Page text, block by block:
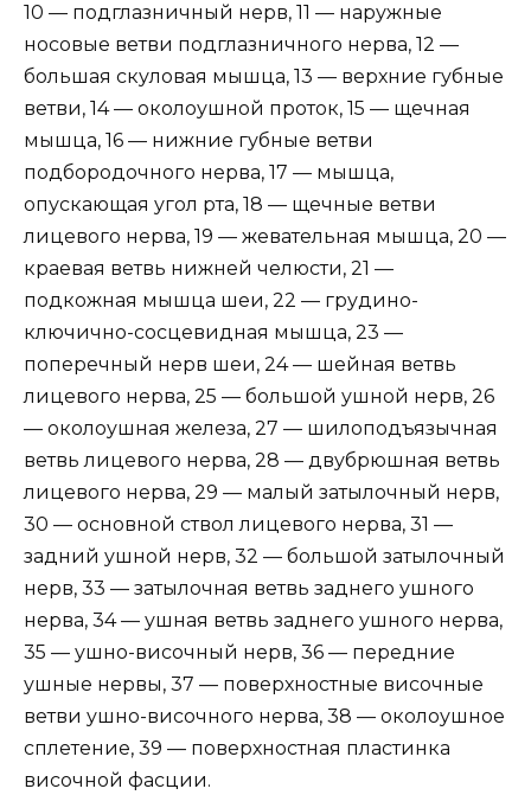
10 — подглазничный нерв, 11 — наружные
носовые ветви подглазничного нерва, 12 —
большая скуловая мышца, 13 — верхние губные
ветви, 14 — околоушной проток, 15 — щечная
мышца, 16 — нижние губные ветви
подбородочного нерва, 17 — мышца,
опускающая угол рта, 18 — щечные ветви
лицевого нерва, 19 — жевательная мышца, 20 —
краевая ветвь нижней челюсти, 21 —
подкожная мышца шеи, 22 — грудино-
ключично-сосцевидная мышца, 23 —
поперечный нерв шеи, 24 — шейная ветвь
лицевого нерва, 25 — большой ушной нерв, 26
— околоушная железа, 27 — шилоподъязычная
ветвь лицевого нерва, 28 — двубрюшная ветвь
лицевого нерва, 29 — малый затылочный нерв,
30 — основной ствол лицевого нерва, 31 —
задний ушной нерв, 32 — большой затылочный
нерв, 33 — затылочная ветвь заднего ушного
нерва, 34 — ушная ветвь заднего ушного нерва,
35 — ушно-височный нерв, 36 — передние
ушные нервы, 37 — поверхностные височные
ветви ушно-височного нерва, 38 — околоушное
сплетение, 39 — поверхностная пластинка
височной фасции.